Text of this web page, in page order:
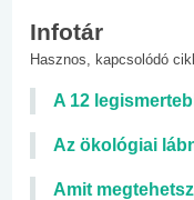
Infotár
Hasznos, kapcsolódó
A 12
Az ökológiai
Amit